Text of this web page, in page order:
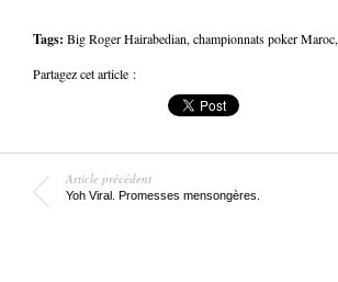
Tags: Big Roger Hairabedian, championnats poker Maroc,
Partagez cet article :
Article précédent
Yoh Viral. Promesses mensongères.